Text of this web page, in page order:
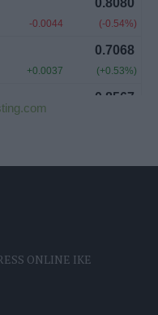
ONLINE IKE